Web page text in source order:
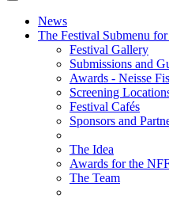
News
The Festival Submenu
Festival Gallery
Submissions and
Awards - Neisse
Screening
Festival Cafés
Sponsors and
The Idea
Awards for the
The Team